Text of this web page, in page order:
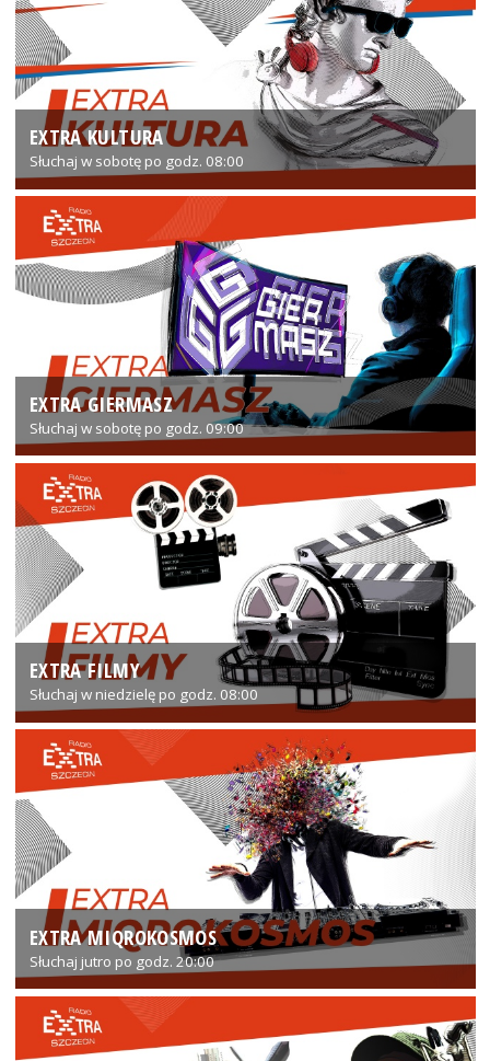
EXTRA KULTURA
Słuchaj w sobotę po godz. 08:00
EXTRA GIERMASZ
Słuchaj w sobotę po godz. 09:00
EXTRA FILMY
Słuchaj w niedzielę po godz. 08:00
EXTRA MIQROKOSMOS
Słuchaj jutro po godz. 20:00